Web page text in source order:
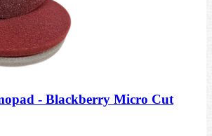
- Blackberry Micro Cut